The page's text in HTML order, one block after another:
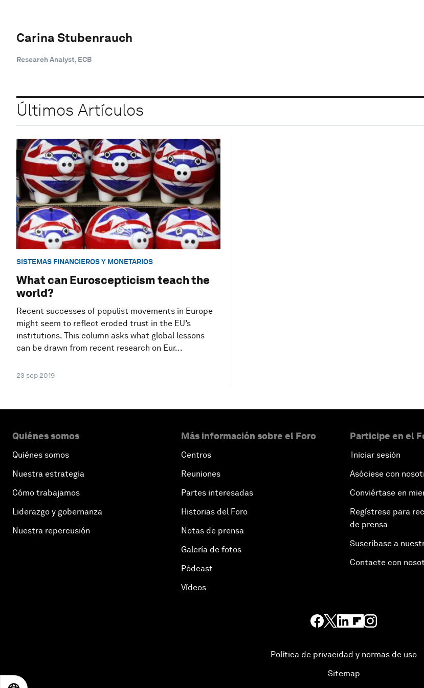
Carina Stubenrauch
Research Analyst, ECB
Últimos Artículos
SISTEMAS FINANCIEROS Y MONETARIOS
What can Euroscepticism teach the
world?
Recent successes of populist movements in Europe
might seem to reflect eroded trust in the EU’s
institutions. This column asks what global lessons
can be drawn from recent research on Eur...
23 sep 2019
Quiénes somos
Quiénes somos
Nuestra estrategia
Cómo trabajamos
Liderazgo y gobernanza
Nuestra repercusión
Más información sobre el Foro
Centros
Reuniones
Partes interesadas
Historias del Foro
Notas de prensa
Galería de fotos
Pódcast
Vídeos
Participe en el
Iniciar sesión
Asóciese con
Conviértase en
Regístrese para
de prensa
Suscríbase a
Contacte con
Política de privacidad y normas de uso
Sitemap